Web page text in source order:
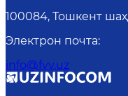
100084, Тошкент
Электрон почта:
info@fvv.uz